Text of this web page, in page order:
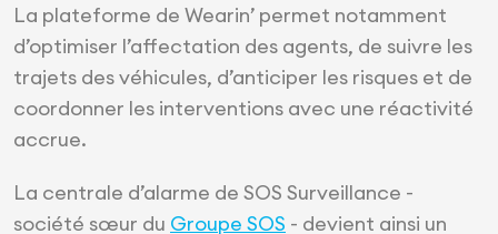
La plateforme de Wearin’ permet notamment
d’optimiser l’affectation des agents, de suivre les
trajets des véhicules, d’anticiper les risques et de
coordonner les interventions avec une réactivité
accrue.
La centrale d’alarme de SOS Surveillance -
société sœur du Groupe SOS - devient ainsi un